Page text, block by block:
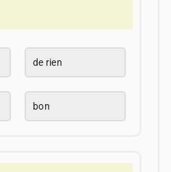
de rien
bon